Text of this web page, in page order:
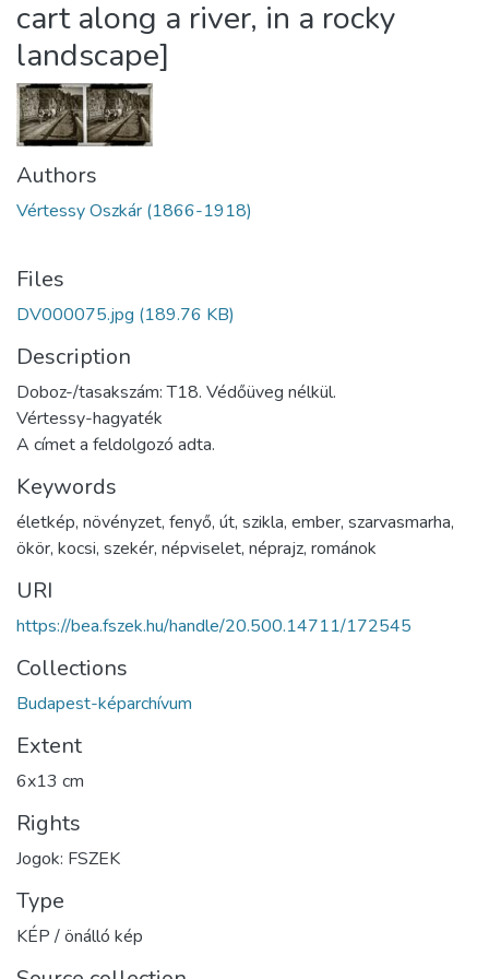
cart along a river, in a rocky
landscape]
Authors
Vértessy Oszkár (1866-1918)
Files
DV000075.jpg (189.76 KB)
Description
Doboz-/tasakszám: T18. Védőüveg nélkül.
Vértessy-hagyaték
A címet a feldolgozó adta.
Keywords
életkép, növényzet, fenyő, út, szikla, ember, szarvasmarha,
ökör, kocsi, szekér, népviselet, néprajz, románok
URI
https://bea.fszek.hu/handle/20.500.14711/172545
Collections
Budapest-képarchívum
Extent
6x13 cm
Rights
Jogok: FSZEK
Type
KÉP / önálló kép